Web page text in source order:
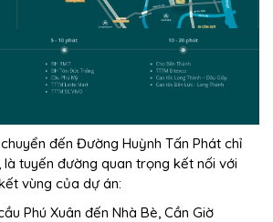
đến Đường Huỳnh Tấn Phát chỉ
tuyến đường quan trọng kết nối với
vùng của dự án:
Phú Xuân đến Nhà Bè, Cần Giờ